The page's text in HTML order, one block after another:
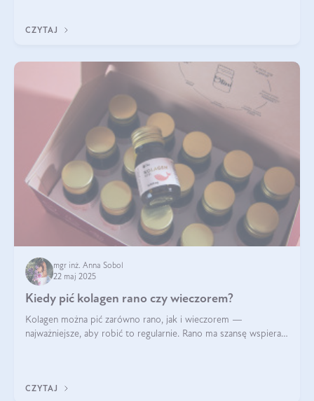
CZYTAJ
mgr inż. Anna Sobol
22 maj 2025
Kiedy pić kolagen rano czy wieczorem?
Kolagen można pić zarówno rano, jak i wieczorem —
najważniejsze, aby robić to regularnie. Rano ma szansę wspierać
CZYTAJ